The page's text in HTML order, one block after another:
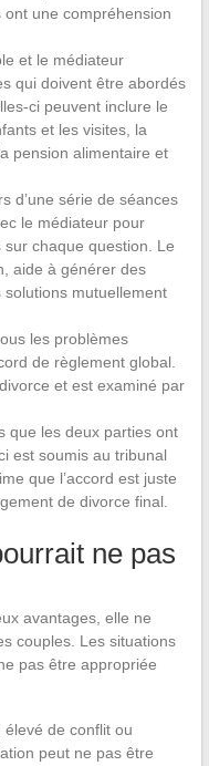
une compréhension
et le médiateur
qui doivent être abordés
ci peuvent inclure le
et les visites, la
pension alimentaire et
d’une série de séances
le médiateur pour
chaque question. Le
aide à générer des
mutuellement
les problèmes
de règlement global.
et est examiné par
que les deux parties ont
est soumis au tribunal
que l’accord est juste
de divorce final.
ne pas
avantages, elle ne
couples. Les situations
pas être appropriée
élevé de conflit ou
peut ne pas être